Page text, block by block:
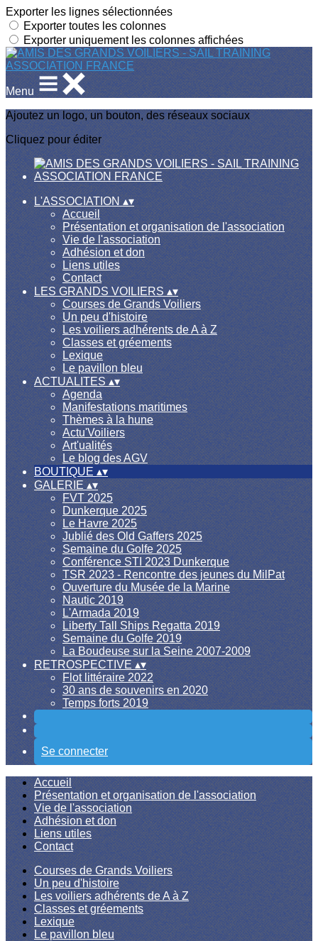
Exporter les lignes sélectionnées
Exporter toutes les colonnes
Exporter uniquement les colonnes affichées
Menu
Ajoutez un logo, un bouton, des réseaux sociaux
Cliquez pour éditer
L'ASSOCIATION▴▾
Accueil
Présentation et organisation de l'association
Vie de l'association
Adhésion et don
Liens utiles
Contact
LES GRANDS VOILIERS▴▾
Courses de Grands Voiliers
Un peu d'histoire
Les voiliers adhérents de A à Z
Classes et gréements
Lexique
Le pavillon bleu
ACTUALITES▴▾
Agenda
Manifestations maritimes
Thèmes à la hune
Actu'Voiliers
Art'ualités
Le blog des AGV
BOUTIQUE ▴▾
GALERIE ▴▾
FVT 2025
Dunkerque 2025
Le Havre 2025
Jublié des Old Gaffers 2025
Semaine du Golfe 2025
Conférence STI 2023 Dunkerque
TSR 2023 - Rencontre des jeunes du MilPat
Ouverture du Musée de la Marine
Nautic 2019
L'Armada 2019
Liberty Tall Ships Regatta 2019
Semaine du Golfe 2019
La Boudeuse sur la Seine 2007-2009
RETROSPECTIVE▴▾
Flot littéraire 2022
30 ans de souvenirs en 2020
Temps forts 2019
Se connecter
Accueil
Présentation et organisation de l'association
Vie de l'association
Adhésion et don
Liens utiles
Contact
Courses de Grands Voiliers
Un peu d'histoire
Les voiliers adhérents de A à Z
Classes et gréements
Lexique
Le pavillon bleu